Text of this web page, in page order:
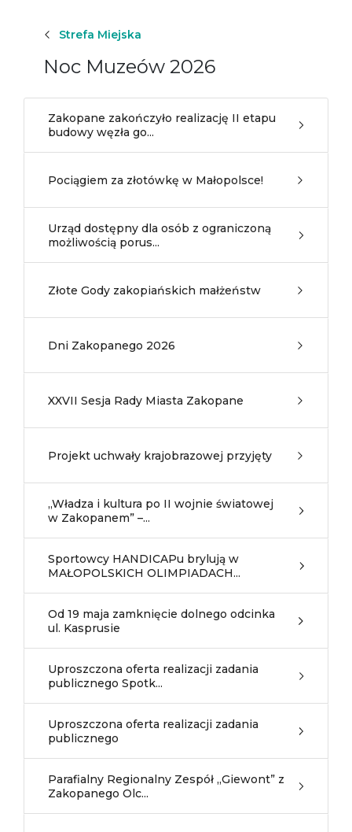
Strefa Miejska
Noc Muzeów 2026
Zakopane zakończyło realizację II etapu
budowy węzła go...
Pociągiem za złotówkę w Małopolsce!
Urząd dostępny dla osób z ograniczoną
możliwością porus...
Złote Gody zakopiańskich małżeństw
Dni Zakopanego 2026
XXVII Sesja Rady Miasta Zakopane
Projekt uchwały krajobrazowej przyjęty
„Władza i kultura po II wojnie światowej
w Zakopanem” –...
Sportowcy HANDICAPu brylują w
MAŁOPOLSKICH OLIMPIADACH...
Od 19 maja zamknięcie dolnego odcinka
ul. Kasprusie
Uproszczona oferta realizacji zadania
publicznego Spotk...
Uproszczona oferta realizacji zadania
publicznego
Parafialny Regionalny Zespół „Giewont” z
Zakopanego Olc...